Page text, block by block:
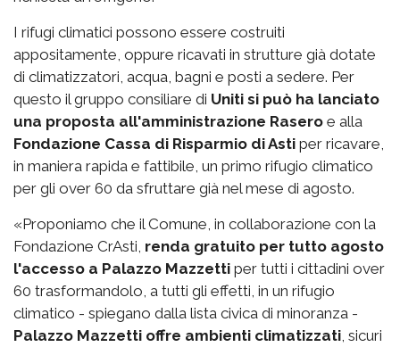
I rifugi climatici possono essere costruiti
appositamente, oppure ricavati in strutture già dotate
di climatizzatori, acqua, bagni e posti a sedere. Per
questo il gruppo consiliare di Uniti si può ha lanciato
una proposta all'amministrazione Rasero e alla
Fondazione Cassa di Risparmio di Asti per ricavare,
in maniera rapida e fattibile, un primo rifugio climatico
per gli over 60 da sfruttare già nel mese di agosto.
«Proponiamo che il Comune, in collaborazione con la
Fondazione CrAsti, renda gratuito per tutto agosto
l'accesso a Palazzo Mazzetti per tutti i cittadini over
60 trasformandolo, a tutti gli effetti, in un rifugio
climatico - spiegano dalla lista civica di minoranza -
Palazzo Mazzetti offre ambienti climatizzati , sicuri